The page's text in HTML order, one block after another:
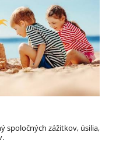
spoločných zážitkov, úsilia,